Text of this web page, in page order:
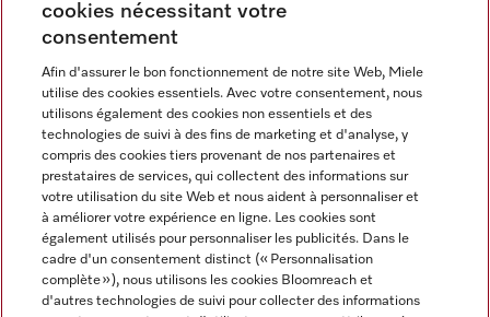
Découvrez la boutique Miele proche de chez vous
Newsletter
Miele sur Instagram
Miele sur Facebook
Miele sur Youtube
cookies nécessitant votre
consentement
Afin d'assurer le bon fonctionnement de notre site Web, Miele
utilise des cookies essentiels. Avec votre consentement, nous
utilisons également des cookies non essentiels et des
technologies de suivi à des fins de marketing et d'analyse, y
compris des cookies tiers provenant de nos partenaires et
prestataires de services, qui collectent des informations sur
votre utilisation du site Web et nous aident à personnaliser et
à améliorer votre expérience en ligne. Les cookies sont
également utilisés pour personnaliser les publicités. Dans le
cadre d'un consentement distinct (« Personnalisation
complète »), nous utilisons les cookies Bloomreach et
d'autres technologies de suivi pour collecter des informations